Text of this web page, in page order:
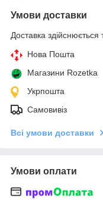
Умови доставки
Доставка здійснюється
Нова Пошта
Магазини Rozetka
Укрпошта
Самовивіз
Всі умови доставки
Умови оплати